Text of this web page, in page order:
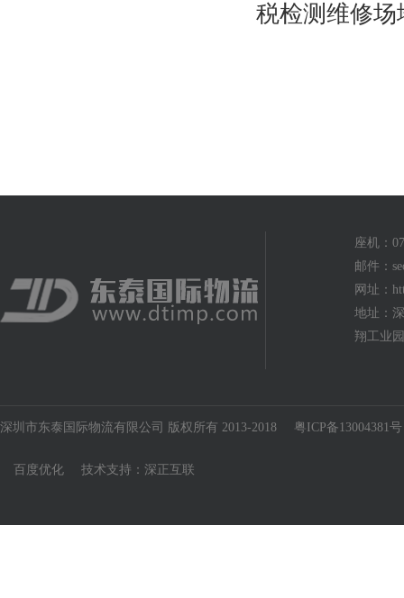
税检测维修
座机：
邮件：
网址：
地址：
翔工业
深圳市东泰国际物流有限公司 版权所有 2013-2018 粤ICP备13004381号
百度优化 技术支持： 深正互联